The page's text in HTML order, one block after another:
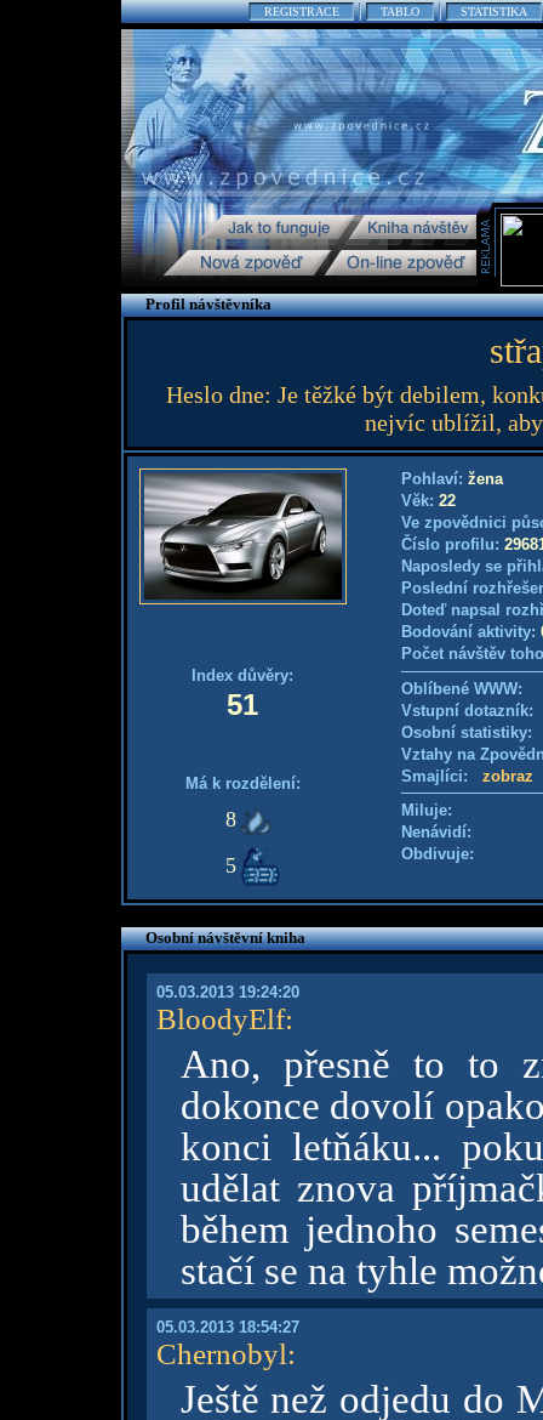
REGISTRACE TABLO STATISTIKA
Profil návštěvníka
Heslo dne: Je těžké být debilem,
nejvíc ublížil,
Index důvěry:
51
Má k rozdělení:
8
5
Pohlaví: žena
Věk: 22
Ve zpovědnici
Číslo profilu:
Naposledy se
Poslední
Doteď napsal
Bodování aktivity:
Počet návštěv
Oblíbené WWW:
Vstupní
Osobní
Vztahy na
Smajlíci: zobraz
Miluje:
Nenávidí:
Obdivuje:
Osobní návštěvní kniha
05.03.2013 19:24:20
BloodyElf:
Ano, přesně to to
dokonce dovolí
konci letňáku...
udělat znova
během jednoho
stačí se na tyhle
05.03.2013 18:54:27
Chernobyl:
Ještě než odjedu do